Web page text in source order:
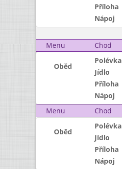
Příloha
Nápoj
Menu
Chod
Oběd
Polévka
Jídlo
Příloha
Nápoj
Menu
Chod
Oběd
Polévka
Jídlo
Příloha
Nápoj